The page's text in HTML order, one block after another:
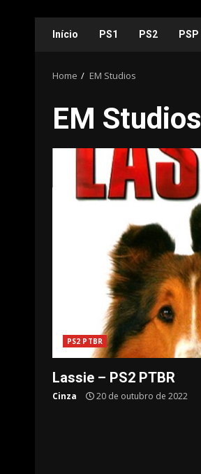
Início PS1 PS2 PSP
Home EM Studios
EM Studios
PS2 PTBR
Lassie – PS2 PTBR
Cinza 20 de outubro de 2022